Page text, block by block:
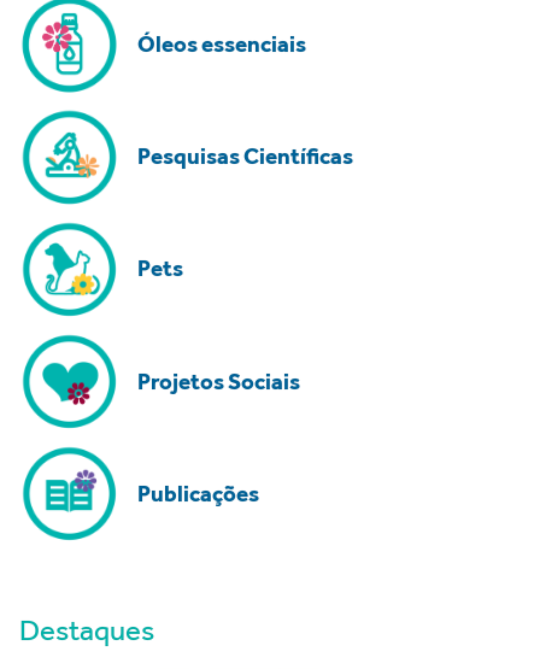
Óleos essenciais
Pesquisas Científicas
Pets
Projetos Sociais
Publicações
Destaques